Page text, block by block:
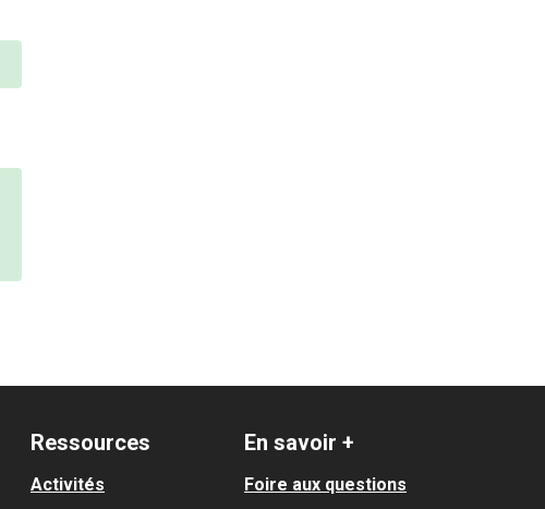
Ressources
Activités
En savoir +
Foire aux questions